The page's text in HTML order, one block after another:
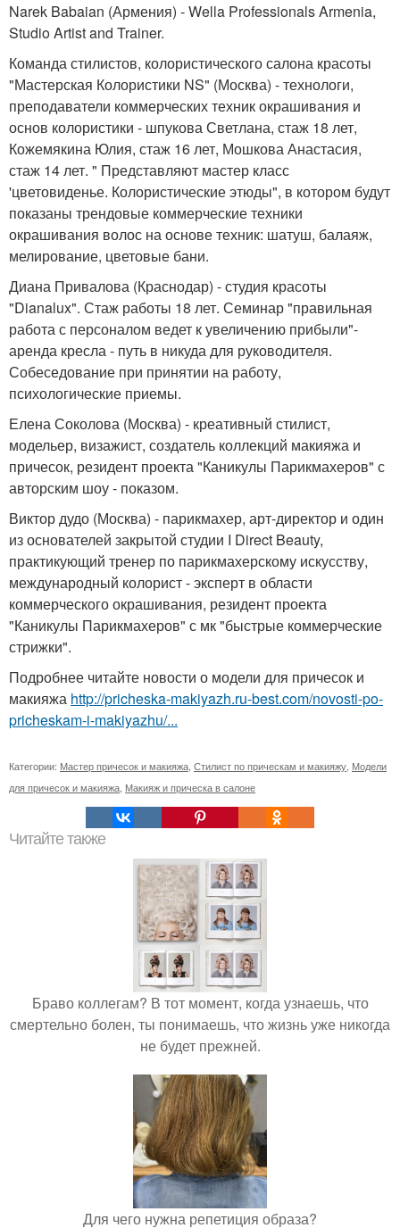
Narek Babaian (Армения) - Wella Professionals Armenia,
Studio Artist and Trainer.
Команда стилистов, колористического салона красоты
"Мастерская Колористики NS" (Москва) - технологи,
преподаватели коммерческих техник окрашивания и
основ колористики - шпукова Светлана, стаж 18 лет,
Кожемякина Юлия, стаж 16 лет, Мошкова Анастасия,
стаж 14 лет. " Представляют мастер класс
'цветовиденье. Колористические этюды", в котором будут
показаны трендовые коммерческие техники
окрашивания волос на основе техник: шатуш, балаяж,
мелирование, цветовые бани.
Диана Привалова (Краснодар) - студия красоты
"Dianalux". Стаж работы 18 лет. Семинар "правильная
работа с персоналом ведет к увеличению прибыли"-
аренда кресла - путь в никуда для руководителя.
Собеседование при принятии на работу,
психологические приемы.
Елена Соколова (Москва) - креативный стилист,
модельер, визажист, создатель коллекций макияжа и
причесок, резидент проекта "Каникулы Парикмахеров" с
авторским шоу - показом.
Виктор дудо (Москва) - парикмахер, арт-директор и один
из основателей закрытой студии I Direct Beauty,
практикующий тренер по парикмахерскому искусству,
международный колорист - эксперт в области
коммерческого окрашивания, резидент проекта
"Каникулы Парикмахеров" с мк "быстрые коммерческие
стрижки".
Подробнее читайте новости о модели для причесок и
макияжа http://pricheska-makiyazh.ru-best.com/novosti-po-
pricheskam-i-makiyazhu/...
Категории: Мастер причесок и макияжа Стилист по прическам и макияжу Модели
для причесок и макияжа Макияж и прическа в салоне
Читайте также
Браво коллегам? В тот момент, когда узнаешь, что
смертельно болен, ты понимаешь, что жизнь уже никогда
не будет прежней.
Для чего нужна репетиция образа?